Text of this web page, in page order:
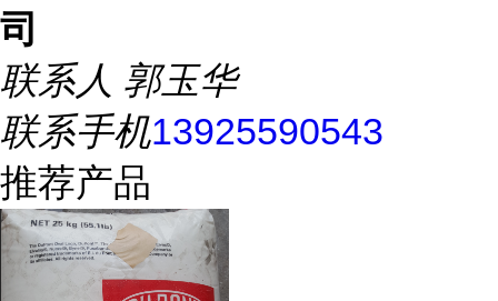
司
联系人 郭玉华
联系手机13925590543
推荐产品